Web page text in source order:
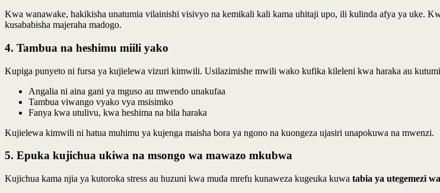
Kwa wanawake, hakikisha unatumia vilainishi visivyo na kemikali kali kama uhitaji upo, ili kulinda afya ya uke.
kusababisha majeraha madogo.
4. Tambua na heshimu miili yako
Kupiga punyeto ni fursa ya kujielewa vizuri kimwili. Usilazimishe mwili wako kufika kileleni kwa haraka au
Angalia ni aina gani ya mguso au mwendo unakufaa
Tambua viwango vyako vya msisimko
Fanya kwa utulivu, kwa heshima na bila haraka
Kujielewa kimwili ni hatua muhimu ya kujenga maisha bora ya ngono na kuongeza ujasiri unapokuwa na mwenzi.
5. Epuka kujichua ukiwa na msongo wa mawazo mkubwa
Kujichua kama njia ya kutoroka stress au huzuni kwa muda mrefu kunaweza kugeuka kuwa tabia ya utegemezi